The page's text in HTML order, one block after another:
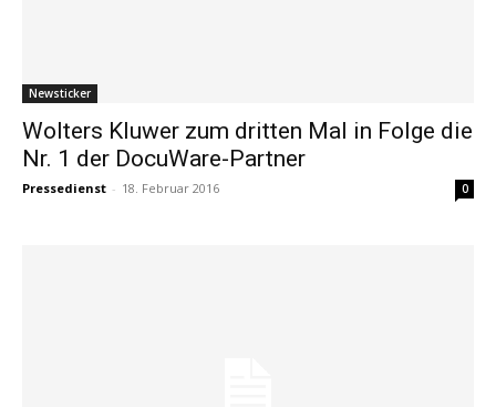
Newsticker
Wolters Kluwer zum dritten Mal in Folge die
Nr. 1 der DocuWare-Partner
Pressedienst - 18. Februar 2016 0